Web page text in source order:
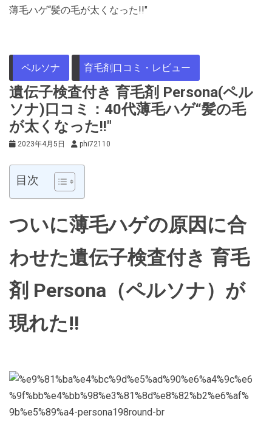
薄毛ハゲ“髪の毛が太くなった!!″
ペルソナ 育毛剤口コミ・レビュー
遺伝子検査付き 育毛剤 Persona(ペル
ソナ)口コミ：40代薄毛ハゲ“髪の毛
が太くなった!!″
2023年4月5日 phi72110
目次
ついに薄毛ハゲの原因に合
わせた遺伝子検査付き 育毛
剤 Persona（ペルソナ）が
現れた‼